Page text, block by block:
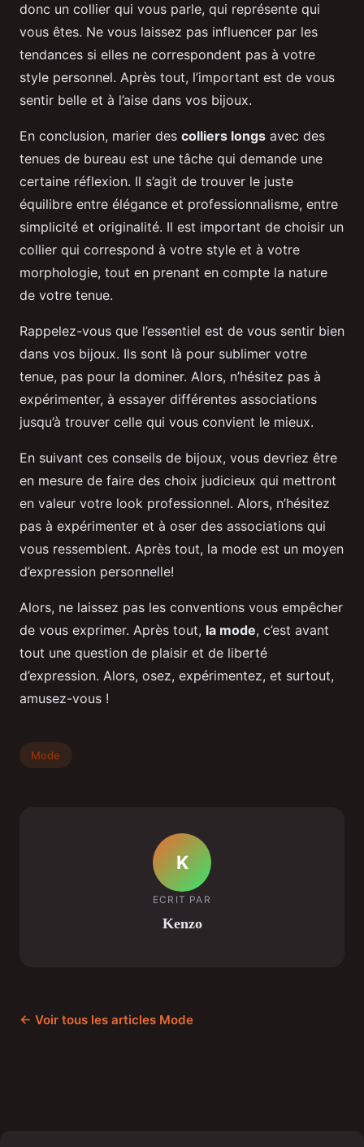
donc un collier qui vous parle, qui représente qui
vous êtes. Ne vous laissez pas influencer par les
tendances si elles ne correspondent pas à votre
style personnel. Après tout, l’important est de vous
sentir belle et à l’aise dans vos bijoux.
En conclusion, marier des colliers longs avec des
tenues de bureau est une tâche qui demande une
certaine réflexion. Il s’agit de trouver le juste
équilibre entre élégance et professionnalisme, entre
simplicité et originalité. Il est important de choisir un
collier qui correspond à votre style et à votre
morphologie, tout en prenant en compte la nature
de votre tenue.
Rappelez-vous que l’essentiel est de vous sentir bien
dans vos bijoux. Ils sont là pour sublimer votre
tenue, pas pour la dominer. Alors, n’hésitez pas à
expérimenter, à essayer différentes associations
jusqu’à trouver celle qui vous convient le mieux.
En suivant ces conseils de bijoux, vous devriez être
en mesure de faire des choix judicieux qui mettront
en valeur votre look professionnel. Alors, n’hésitez
pas à expérimenter et à oser des associations qui
vous ressemblent. Après tout, la mode est un moyen
d’expression personnelle!
Alors, ne laissez pas les conventions vous empêcher
de vous exprimer. Après tout, la mode, c’est avant
tout une question de plaisir et de liberté
d’expression. Alors, osez, expérimentez, et surtout,
amusez-vous !
Mode
K
ECRIT PAR
Kenzo
← Voir tous les articles Mode